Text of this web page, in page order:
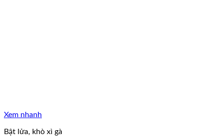
Xem nhanh
Bật lửa, khò xì gà